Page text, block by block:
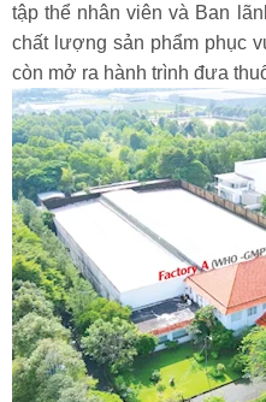
tập thể nhân viên và Ban
chất lượng sản phẩm phục
còn mở ra hành trình đưa